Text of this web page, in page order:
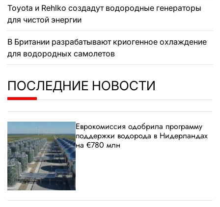
Toyota и Rehlko создадут водородные генераторы
для чистой энергии
В Британии разрабатывают криогенное охлаждение
для водородных самолетов
ПОСЛЕДНИЕ НОВОСТИ
Еврокомиссия одобрила программу
поддержки водорода в Нидерландах
на €780 млн